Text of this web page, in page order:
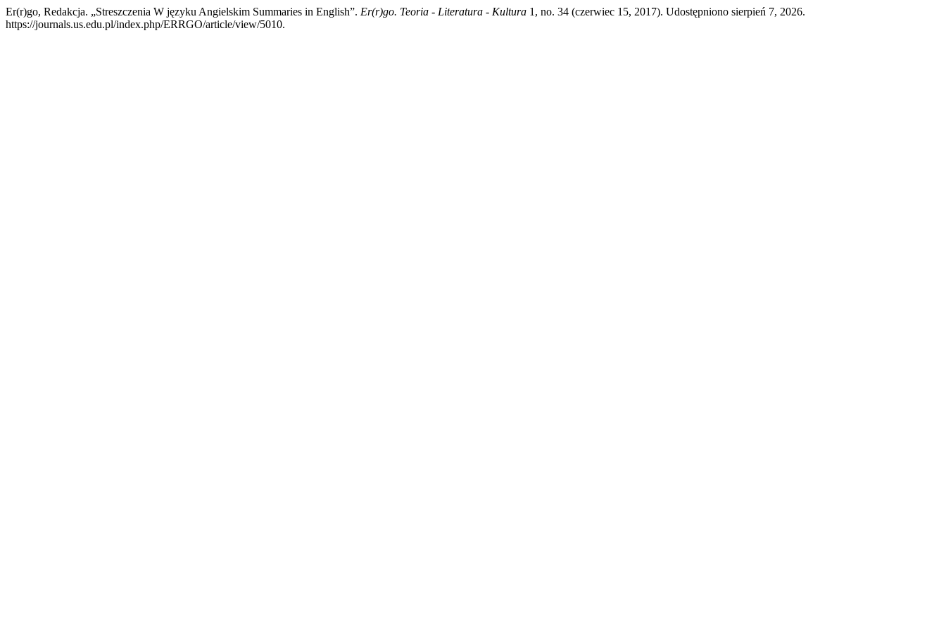
Er(r)go, Redakcja. „Streszczenia W języku Angielskim Summaries in English”. Er(r)go. Teoria - Literatura - Kultura 1, no. 34 (czerwiec 15, 2017). Udostępniono sierpień 7, 2026.
https://journals.us.edu.pl/index.php/ERRGO/article/view/5010.